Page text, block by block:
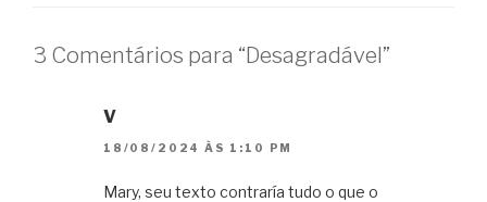
3 Comentários para “Desagradável”
V
18/08/2024 ÀS 1:10 PM
Mary, seu texto contraría tudo o que o